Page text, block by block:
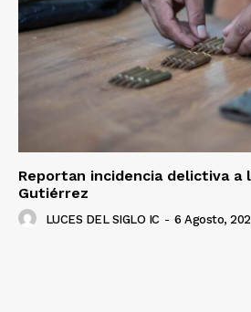
Reportan incidencia delictiva a
Gutiérrez
LUCES DEL SIGLO IC - 6 Agosto,